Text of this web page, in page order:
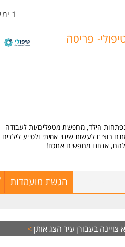
1 ימים
פריסה
הילד, מחפשת מטפלים/ות לעבודה
לעשות שינוי אמיתי ולסייע לילדים
אנחנו מחפשים אתכם!
בית, אונליין, יחידות להתפתחות הילד
ועדינות
הגשת מועמדות
הצג אותן>